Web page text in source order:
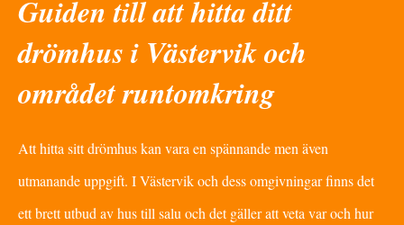
Guiden till att hitta ditt
drömhus i Västervik och
området runtomkring
Att hitta sitt drömhus kan vara en spännande men även
utmanande uppgift. I Västervik och dess omgivningar finns det
ett brett utbud av hus till salu och det gäller att veta var och hur